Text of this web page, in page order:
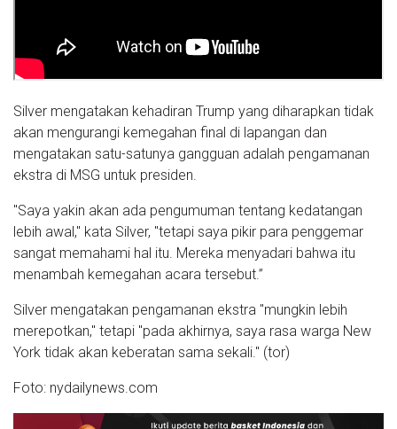
Silver mengatakan kehadiran Trump yang diharapkan tidak
akan mengurangi kemegahan final di lapangan dan
mengatakan satu-satunya gangguan adalah pengamanan
ekstra di MSG untuk presiden.
"Saya yakin akan ada pengumuman tentang kedatangan
lebih awal," kata Silver, "tetapi saya pikir para penggemar
sangat memahami hal itu. Mereka menyadari bahwa itu
menambah kemegahan acara tersebut.”
Silver mengatakan pengamanan ekstra "mungkin lebih
merepotkan," tetapi "pada akhirnya, saya rasa warga New
York tidak akan keberatan sama sekali." (tor)
Foto: nydailynews.com